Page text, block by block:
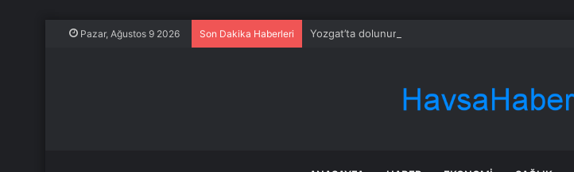
Pazar, Ağustos 9 2026 Son Dakika Haberleri Yozgat’ta dolunun verdiği hasarın tespitine başlandı